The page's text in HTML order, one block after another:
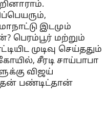
இடமும்
பெரம்பூர் மற்றும்
முடிவு செய்ததும்
சீரடி சாய்பாபா
விஜய்
பண்டிட்தான்